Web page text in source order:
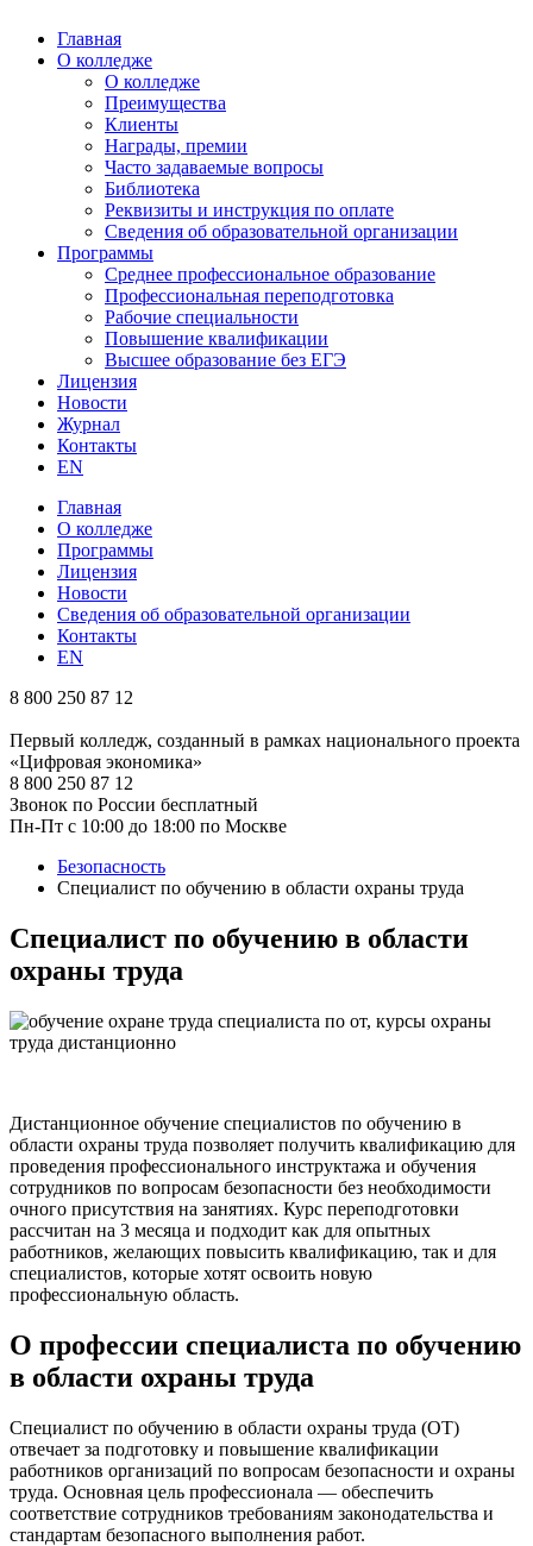
Главная
О колледже
О колледже
Преимущества
Клиенты
Награды, премии
Часто задаваемые вопросы
Библиотека
Реквизиты и инструкция по оплате
Сведения об образовательной организации
Программы
Среднее профессиональное образование
Профессиональная переподготовка
Рабочие специальности
Повышение квалификации
Высшее образование без ЕГЭ
Лицензия
Новости
Журнал
Контакты
EN
Главная
О колледже
Программы
Лицензия
Новости
Сведения об образовательной организации
Контакты
EN
8 800 250 87 12
Первый колледж, созданный в рамках национального проекта
«Цифровая экономика»
8 800 250 87 12
Звонок по России бесплатный
Пн-Пт с 10:00 до 18:00 по Москве
Безопасность
Специалист по обучению в области охраны труда
Специалист по обучению в области
охраны труда
Дистанционное обучение специалистов по обучению в
области охраны труда позволяет получить квалификацию для
проведения профессионального инструктажа и обучения
сотрудников по вопросам безопасности без необходимости
очного присутствия на занятиях. Курс переподготовки
рассчитан на 3 месяца и подходит как для опытных
работников, желающих повысить квалификацию, так и для
специалистов, которые хотят освоить новую
профессиональную область.
О профессии специалиста по обучению
в области охраны труда
Специалист по обучению в области охраны труда (ОТ)
отвечает за подготовку и повышение квалификации
работников организаций по вопросам безопасности и охраны
труда. Основная цель профессионала — обеспечить
соответствие сотрудников требованиям законодательства и
стандартам безопасного выполнения работ.